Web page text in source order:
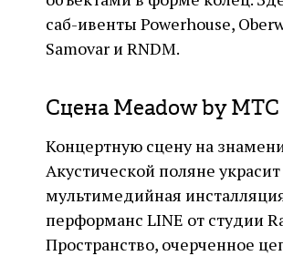
саб-ивенты Powerhouse,
Samovar и RNDM.
Сцена Meadow by МТС
Концертную сцену на
Акустической поляне украсит
мультимедийная
перформанс LINE от студии
Пространство, очерченное